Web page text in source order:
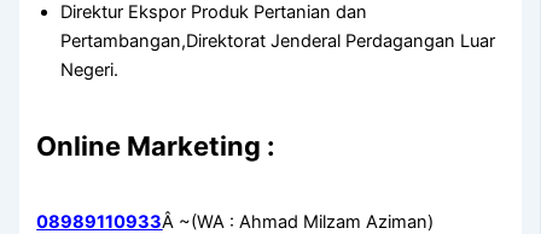
Direktur Ekspor Produk Pertanian dan
Pertambangan,Direktorat Jenderal Perdagangan Luar
Negeri.
Online Marketing :
08989110933Â ~(WA : Ahmad Milzam Aziman)